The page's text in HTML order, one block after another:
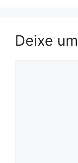
Deixe